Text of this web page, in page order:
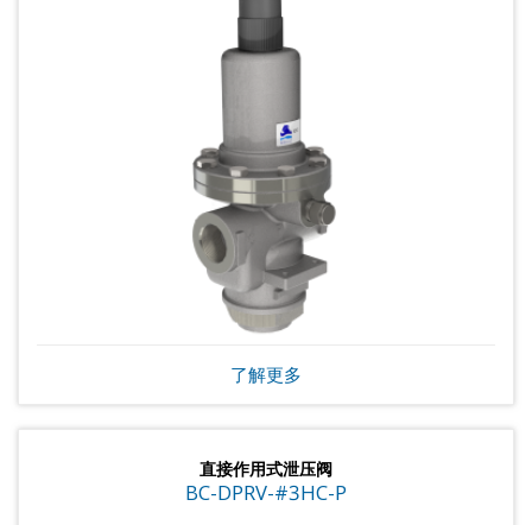
了解更多
直接作用式泄压阀
BC-DPRV-#3HC-P